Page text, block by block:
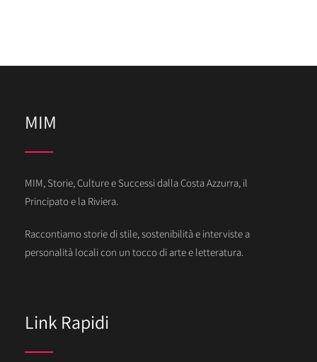
MIM
MIM, Storie, Culture e Successi dalla Costa Azzurra, il
Principato e la Riviera.
Raccontiamo storie di stile, sostenibilità e interviste a
personalità locali con un tocco di arte e letteratura.
Link Rapidi